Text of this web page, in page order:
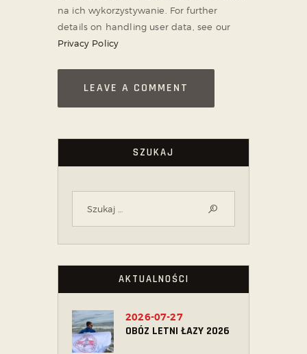
na ich wykorzystywanie. For further
details on handling user data, see our
Privacy Policy
SZUKAJ
AKTUALNOŚCI
OBÓZ LETNI ŁAZY 2026
2026-07-27